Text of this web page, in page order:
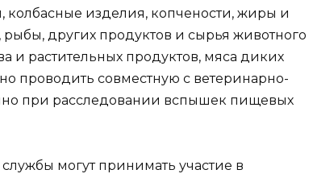
изделия, копчености, жиры и
других продуктов и сырья животного
и растительных продуктов, мяса диких
проводить совместную с ветеринарно-
при расследовании вспышек пищевых
могут принимать участие в